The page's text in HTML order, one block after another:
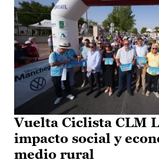
Vuelta Ciclista CLM
impacto social y
medio rural